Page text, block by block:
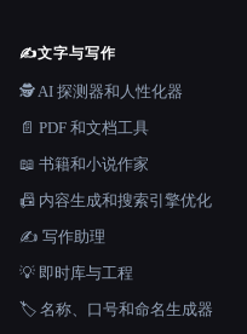
✍️文字与写作
🕵️ AI 探测器和人性化器
📄 PDF 和文档工具
📖 书籍和小说作家
📠 内容生成和搜索引擎优化
✍️ 写作助理
💡 即时库与工程
🏷️ 名称、口号和命名生成器